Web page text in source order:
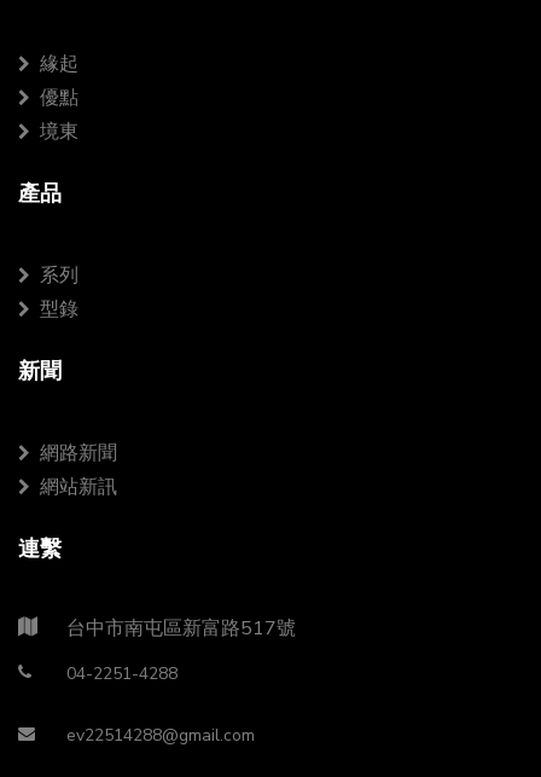
緣起
優點
境東
產品
系列
型錄
新聞
網路新聞
網站新訊
連繫
台中市南屯區新富路517號
04-2251-4288
ev22514288@gmail.com